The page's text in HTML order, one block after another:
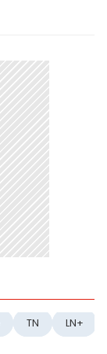
TN LN+